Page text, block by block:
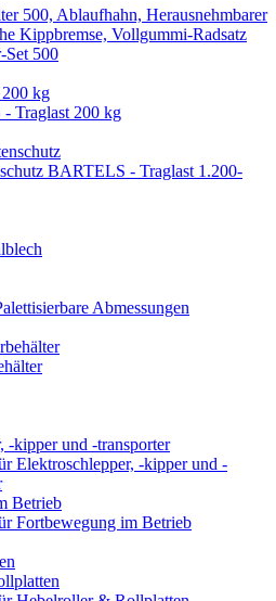
Set 500
Traglast 200 kg
BARTELS - Traglast 1.200-
Abmessungen
-kipper und -transporter
Elektroschlepper, -kipper und -
Betrieb
Fortbewegung im Betrieb